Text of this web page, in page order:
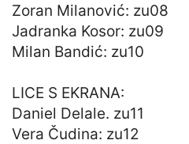
Zoran Milanović: zu08
Jadranka Kosor: zu09
Milan Bandić: zu10
LICE S EKRANA:
Daniel Delale. zu11
Vera Čudina: zu12